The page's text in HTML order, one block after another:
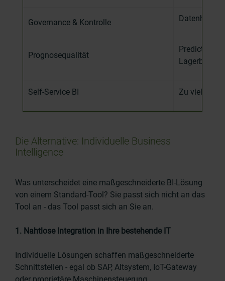
Governance & Kontrolle
Prognosequalität
Predictive
Self-Service BI Zu viel
Die Alternative: Individuelle Business
Intelligence
Was unterscheidet eine maßgeschneiderte BI-Lösung
von einem Standard-Tool? Sie passt sich nicht an das
Tool an - das Tool passt sich an Sie an.
1. Nahtlose Integration in Ihre bestehende IT
Individuelle Lösungen schaffen maßgeschneiderte
Schnittstellen - egal ob SAP, Altsystem, IoT-Gateway
oder proprietäre Maschinensteuerung.